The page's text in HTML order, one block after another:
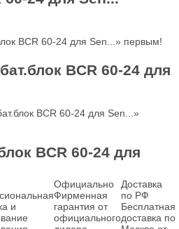
BCR 60-24 для Sen...» первым!
BCR 60-24 для
BCR 60-24 для Sen...»
BCR 60-24 для
и
Официально
Фирменная
гарантия от
официального
Доставка
по РФ
Бесплатная
доставка по